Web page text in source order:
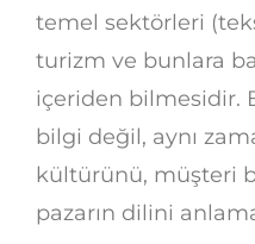
temel sektörleri
turizm ve bunlara
içeriden bilmesidir.
bilgi değil, aynı
kültürünü, müşteri
pazarın dilini